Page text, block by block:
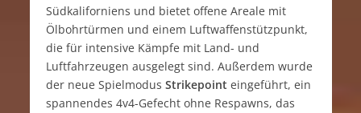
Südkaliforniens und bietet offene Areale mit
Ölbohrtürmen und einem Luftwaffenstützpunkt,
die für intensive Kämpfe mit Land- und
Luftfahrzeugen ausgelegt sind. Außerdem wurde
der neue Spielmodus Strikepoint eingeführt, ein
spannendes 4v4-Gefecht ohne Respawns, das